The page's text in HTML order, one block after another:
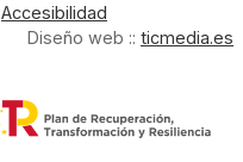
Accesibilidad
Diseño web :: ticmedia.es